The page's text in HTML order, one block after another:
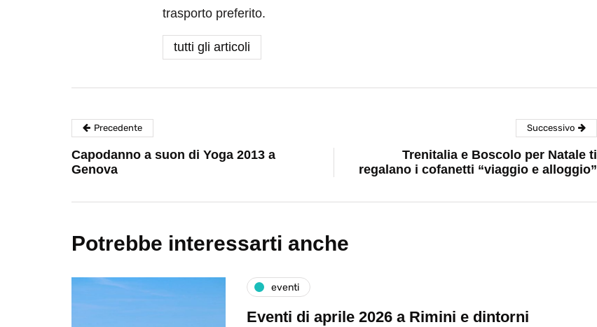
trasporto preferito.
tutti gli articoli
Precedente
Capodanno a suon di Yoga 2013 a
Genova
Successivo
Trenitalia e Boscolo per Natale ti
regalano i cofanetti “viaggio e alloggio”
Potrebbe interessarti anche
eventi
Eventi di aprile 2026 a Rimini e dintorni